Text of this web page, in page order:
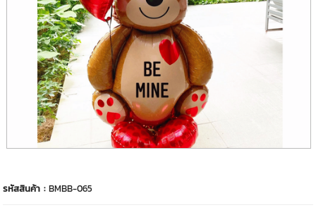
รหัสสินค้า :BMBB-065